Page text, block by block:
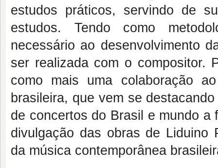
estudos práticos, servindo de
estudos. Tendo como
necessário ao desenvolvimento
ser realizada com o compositor.
como mais uma colaboração
brasileira, que vem se
de concertos do Brasil e mundo
divulgação das obras de Liduino
da música contemporânea